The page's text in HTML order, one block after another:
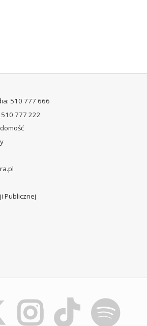
510 777 666
777 222
Publicznej